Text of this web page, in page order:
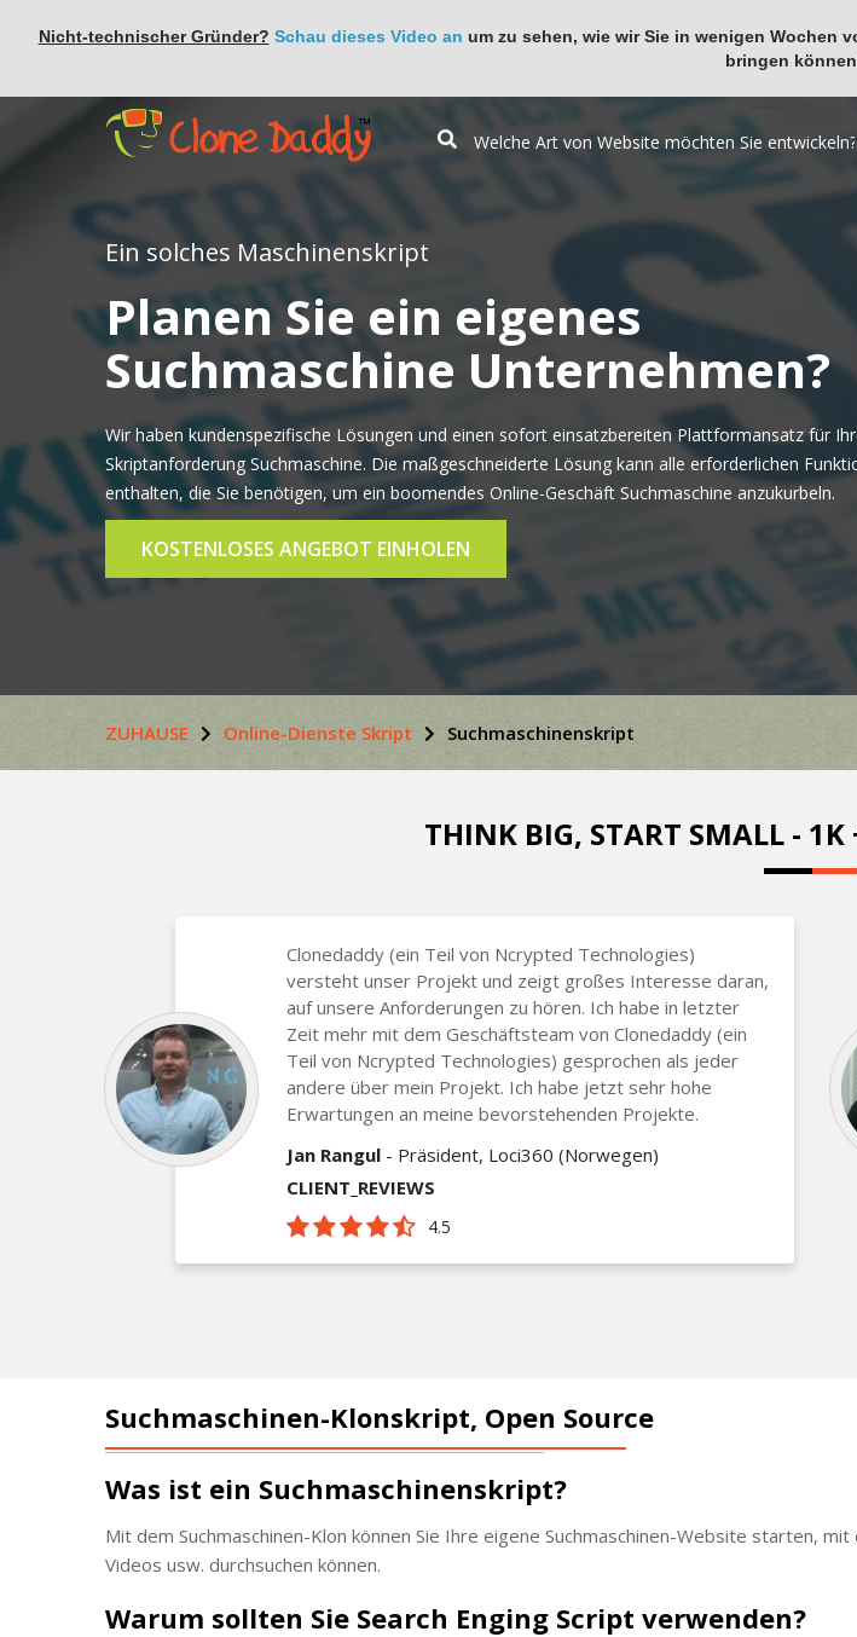
Nicht-technischer Gründer? Schau dieses Video an um zu sehen, wie wir Sie in wenigen Wochen
bringen
Ein solches Maschinenskript
Planen Sie ein eigenes
Suchmaschine Unternehmen?
Wir haben kundenspezifische Lösungen und einen sofort einsatzbereiten Plattformansatz für
Skriptanforderung Suchmaschine. Die maßgeschneiderte Lösung kann alle erforderlichen
enthalten, die Sie benötigen, um ein boomendes Online-Geschäft Suchmaschine anzukurbeln.
KOSTENLOSES ANGEBOT EINHOLEN
ZUHAUSE Online-Dienste Skript Suchmaschinenskript
THINK BIG, START SMALL - 1K
Clonedaddy (ein Teil von Ncrypted Technologies)
versteht unser Projekt und zeigt großes Interesse daran,
auf unsere Anforderungen zu hören. Ich habe in letzter
Zeit mehr mit dem Geschäftsteam von Clonedaddy (ein
Teil von Ncrypted Technologies) gesprochen als jeder
andere über mein Projekt. Ich habe jetzt sehr hohe
Erwartungen an meine bevorstehenden Projekte.
Jan Rangul - Präsident, Loci360 (Norwegen)
CLIENT_REVIEWS
4.5
Suchmaschinen-Klonskript, Open Source
Was ist ein Suchmaschinenskript?
Mit dem Suchmaschinen-Klon können Sie Ihre eigene Suchmaschinen-Website starten,
Videos usw. durchsuchen können.
Warum sollten Sie Search Enging Script verwenden?